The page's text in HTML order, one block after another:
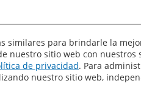
sitio Términos de uso
similares para brindarle la
nuestro sitio web con
de privacidad. Para
nuestro sitio web,